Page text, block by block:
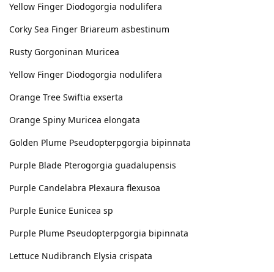
Yellow Finger Diodogorgia nodulifera
Corky Sea Finger Briareum asbestinum
Rusty Gorgoninan Muricea
Yellow Finger Diodogorgia nodulifera
Orange Tree Swiftia exserta
Orange Spiny Muricea elongata
Golden Plume Pseudopterpgorgia bipinnata
Purple Blade Pterogorgia guadalupensis
Purple Candelabra Plexaura flexusoa
Purple Eunice Eunicea sp
Purple Plume Pseudopterpgorgia bipinnata
Lettuce Nudibranch Elysia crispata